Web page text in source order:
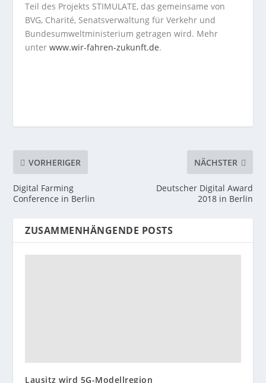
Teil des Projekts STIMULATE, das gemeinsame von
BVG, Charité, Senatsverwaltung für Verkehr und
Bundesumweltministerium getragen wird. Mehr
unterwww.wir-fahren-zukunft.de.
VORHERIGER
Digital Farming
Conference in Berlin
NÄCHSTER
Deutscher Digital Award
2018 in Berlin
ZUSAMMENHÄNGENDE POSTS
Lausitz wird 5G-Modellregion